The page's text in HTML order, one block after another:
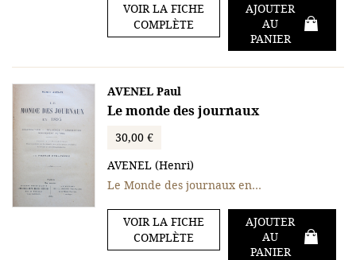
VOIR LA FICHE
COMPLÈTE
AJOUTER
AU
PANIER
AVENEL Paul
Le monde des journaux
30,00 €
AVENEL (Henri)
Le Monde des journaux en…
VOIR LA FICHE
COMPLÈTE
AJOUTER
AU
PANIER